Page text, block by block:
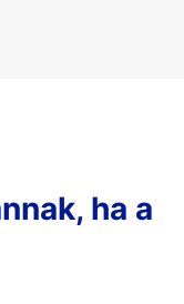
ha a